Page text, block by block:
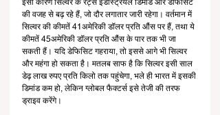
इसी कारण सिल्वर के रेट्स इंडस्ट्रियल डिमांड और डेफिसिट
की वजह से बढ़ रहे हैं, जो दौर लगातार जारी रहेगा। वर्तमान में
सिल्वर की कीमतें 41अमेरिकी डॉलर प्रति औंस पर हैं, तथा ये
कीमतें 45अमेरिकी डॉलर प्रति औंस के पार तक भी जा
सकती हैं। यदि डेफिसिट गहराया, तो इससे आगे भी सिल्वर
और महंगा हो सकता है। मतलब साफ है कि सिल्वर इसी साल
डेढ़ लाख रुपए प्रति किलो तक पहुंचेगा, भले ही भारत में इसकी
डिमांड कम हो, लेकिन ग्लोबल फैक्टर्स इसे तेजी की तरफ
ड्राइव करेंगे।